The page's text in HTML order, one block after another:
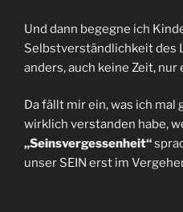
Und dann begegne ich
Selbstverständlichkeit des
anders, auch keine Zeit, nur
Da fällt mir ein, was ich mal
wirklich verstanden habe,
„Seinsvergessenheit“
unser SEIN erst im